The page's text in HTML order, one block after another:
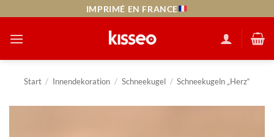
springen
IMPRIMÉ EN FRANCE
Start / Innendekoration / Schneekugel / Schneekugeln „Herz“